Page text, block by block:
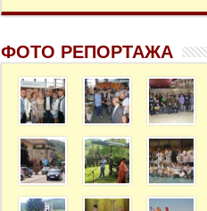
ФОТО РЕПОРТАЖА